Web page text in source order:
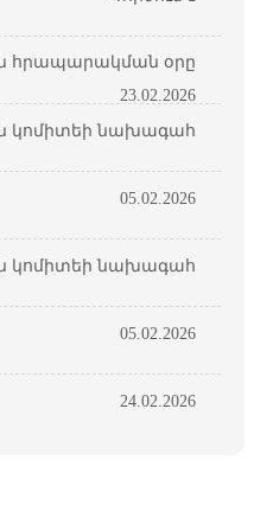
հրապարակման օրը
23.02.2026
կոմիտեի նախագահ
05.02.2026
կոմիտեի նախագահ
05.02.2026
24.02.2026